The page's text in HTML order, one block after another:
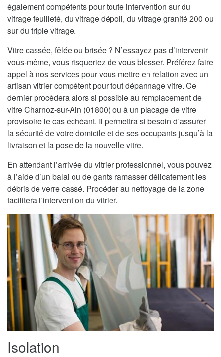
également compétents pour toute intervention sur du
vitrage feuilleté, du vitrage dépoli, du vitrage granité 200 ou
sur du triple vitrage.
Vitre cassée, fêlée ou brisée ? N’essayez pas d’intervenir
vous-même, vous risqueriez de vous blesser. Préférez faire
appel à nos services pour vous mettre en relation avec un
artisan vitrier compétent pour tout dépannage vitre. Ce
dernier procèdera alors si possible au remplacement de
vitre Charnoz-sur-Ain (01800) ou à un placage de vitre
provisoire le cas échéant. Il permettra si besoin d’assurer
la sécurité de votre domicile et de ses occupants jusqu’à la
livraison et la pose de la nouvelle vitre.
En attendant l’arrivée du vitrier professionnel, vous pouvez
à l’aide d’un balai ou de gants ramasser délicatement les
débris de verre cassé. Procéder au nettoyage de la zone
facilitera l’intervention du vitrier.
Isolation